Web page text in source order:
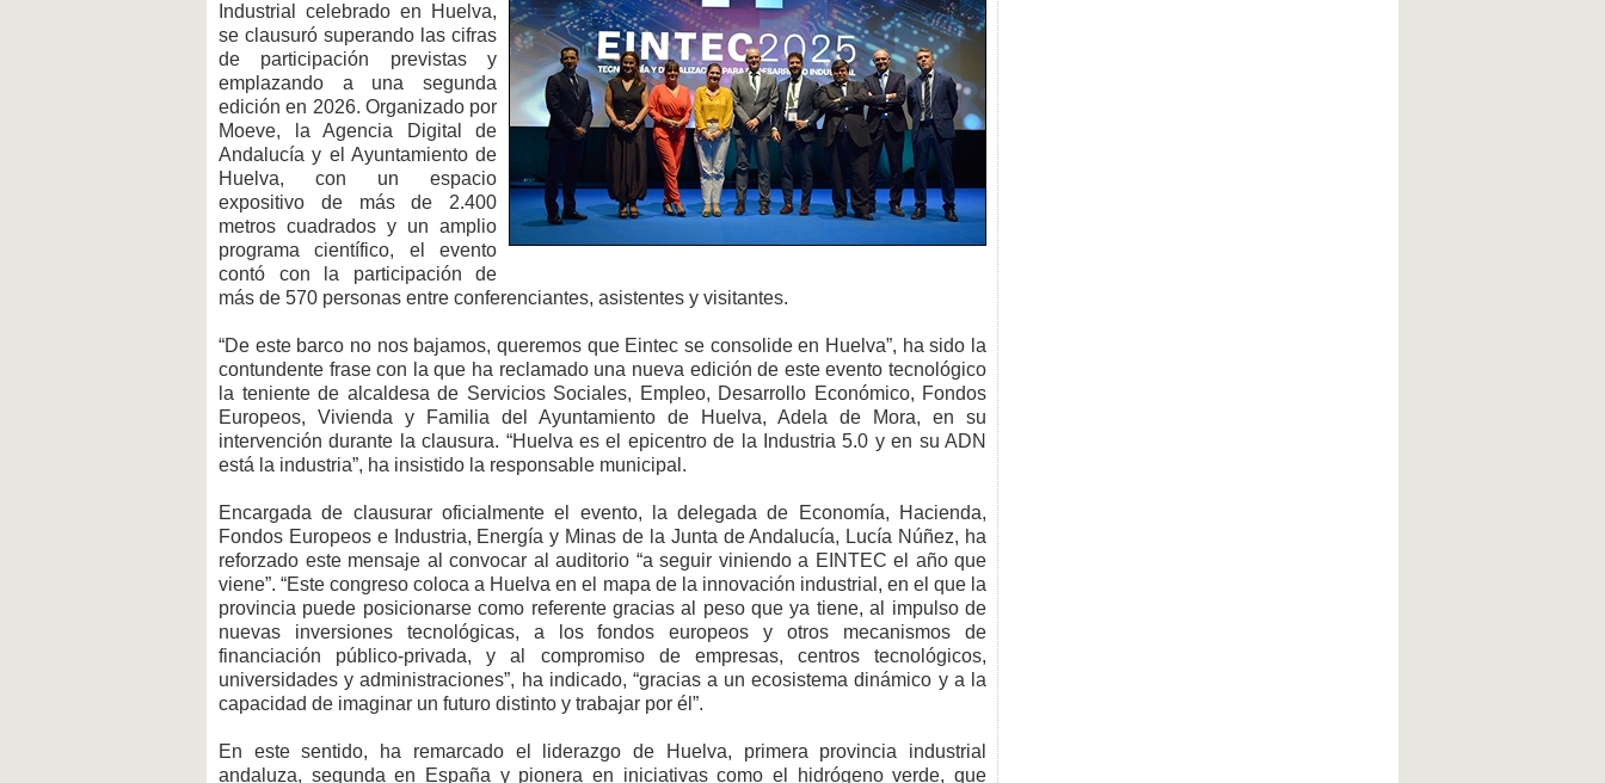
Industrial celebrado en Huelva,
se clausuró superando las cifras
de participación previstas y
emplazando a una segunda
edición en 2026. Organizado por
Moeve, la Agencia Digital de
Andalucía y el Ayuntamiento de
Huelva, con un espacio
expositivo de más de 2.400
metros cuadrados y un amplio
programa científico, el evento
contó con la participación de
más de 570 personas entre conferenciantes, asistentes y visitantes.
“De este barco no nos bajamos, queremos que Eintec se consolide en Huelva”, ha sido la
contundente frase con la que ha reclamado una nueva edición de este evento tecnológico
la teniente de alcaldesa de Servicios Sociales, Empleo, Desarrollo Económico, Fondos
Europeos, Vivienda y Familia del Ayuntamiento de Huelva, Adela de Mora, en su
intervención durante la clausura. “Huelva es el epicentro de la Industria 5.0 y en su ADN
está la industria”, ha insistido la responsable municipal.
Encargada de clausurar oficialmente el evento, la delegada de Economía, Hacienda,
Fondos Europeos e Industria, Energía y Minas de la Junta de Andalucía, Lucía Núñez, ha
reforzado este mensaje al convocar al auditorio “a seguir viniendo a EINTEC el año que
viene”. “Este congreso coloca a Huelva en el mapa de la innovación industrial, en el que la
provincia puede posicionarse como referente gracias al peso que ya tiene, al impulso de
nuevas inversiones tecnológicas, a los fondos europeos y otros mecanismos de
financiación público-privada, y al compromiso de empresas, centros tecnológicos,
universidades y administraciones”, ha indicado, “gracias a un ecosistema dinámico y a la
capacidad de imaginar un futuro distinto y trabajar por él”.
En este sentido, ha remarcado el liderazgo de Huelva, primera provincia industrial
andaluza, segunda en España y pionera en iniciativas como el hidrógeno verde, que